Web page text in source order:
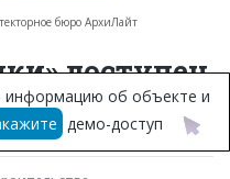
бюро АрхиЛайт
доступен
информацию об объекте и
демо-доступ